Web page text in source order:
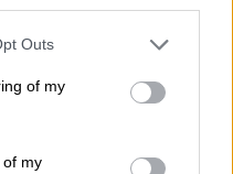
one or more Google
You may click to
its third-party tags to
in below Google
Outs
of my
of my